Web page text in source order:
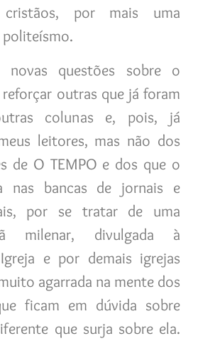
por mais uma
novas questões sobre o
outras que já foram
colunas e, pois, já
leitores, mas não dos
de O TEMPO e dos que o
nas bancas de jornais e
por se tratar de uma
milenar, divulgada à
e por demais igrejas
agarrada na mente dos
ficam em dúvida sobre
que surja sobre ela.